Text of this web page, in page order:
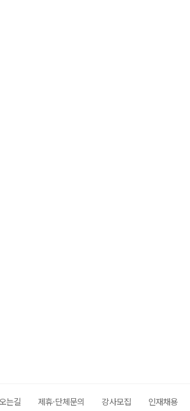
는길 제휴·단체문의 강사모집 인재채용